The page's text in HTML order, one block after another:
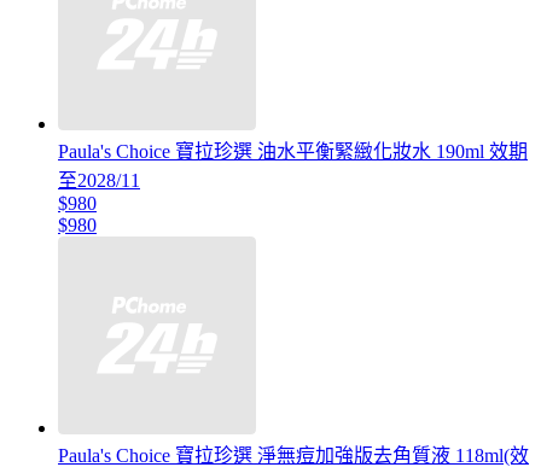
Paula's Choice 寶拉珍選 油水平衡緊緻化妝水 190ml 效期
至2028/11
$980
$980
Paula's Choice 寶拉珍選 淨無痘加強版去角質液 118ml(效